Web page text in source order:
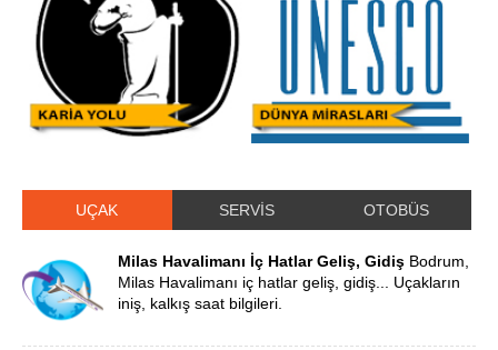
UÇAK SERVİS OTOBÜS
Milas Havalimanı İç Hatlar Geliş, Gidiş Bodrum,
Milas Havalimanı iç hatlar geliş, gidiş... Uçakların
iniş, kalkış saat bilgileri.